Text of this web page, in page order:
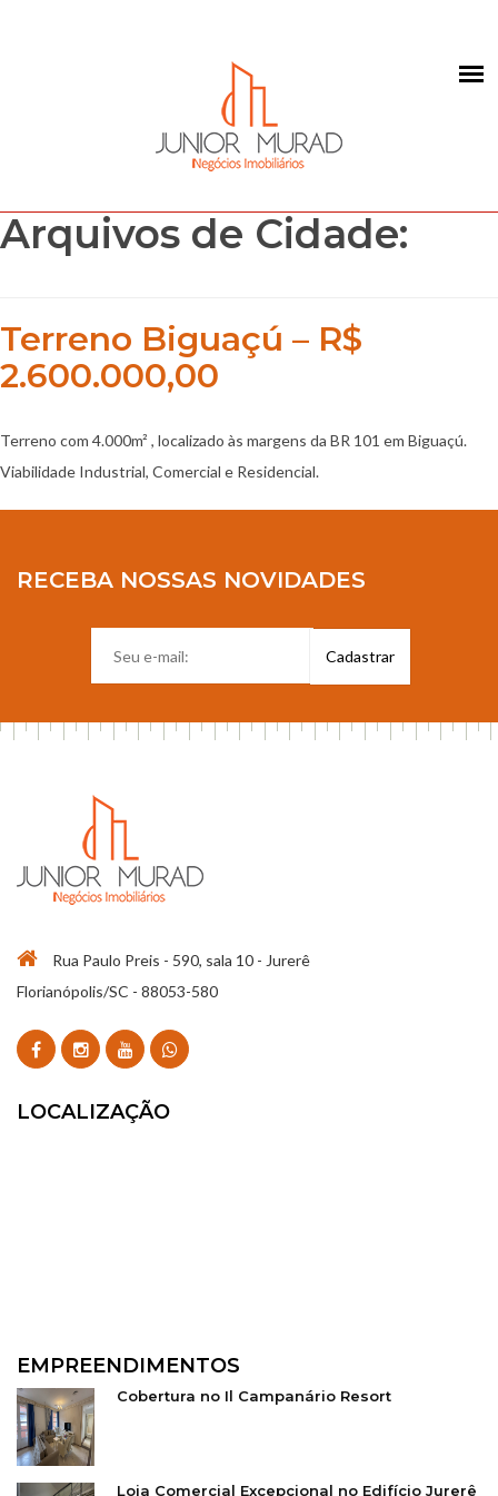
Arquivos de Cidade:
Terreno Biguaçú – R$
2.600.000,00
Terreno com 4.000m² , localizado às margens da BR 101 em Biguaçú.
Viabilidade Industrial, Comercial e Residencial.
RECEBA NOSSAS NOVIDADES
Rua Paulo Preis - 590, sala 10 - Jurerê
Florianópolis/SC - 88053-580
LOCALIZAÇÃO
EMPREENDIMENTOS
Cobertura no Il Campanário Resort
Loja Comercial Excepcional no Edifício Jurerê